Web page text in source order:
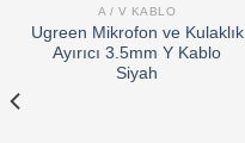
wishlist
A / V KABLO
Ugreen Mikrofon ve Kulaklık
Ayırıcı 3.5mm Y Kablo
Siyah